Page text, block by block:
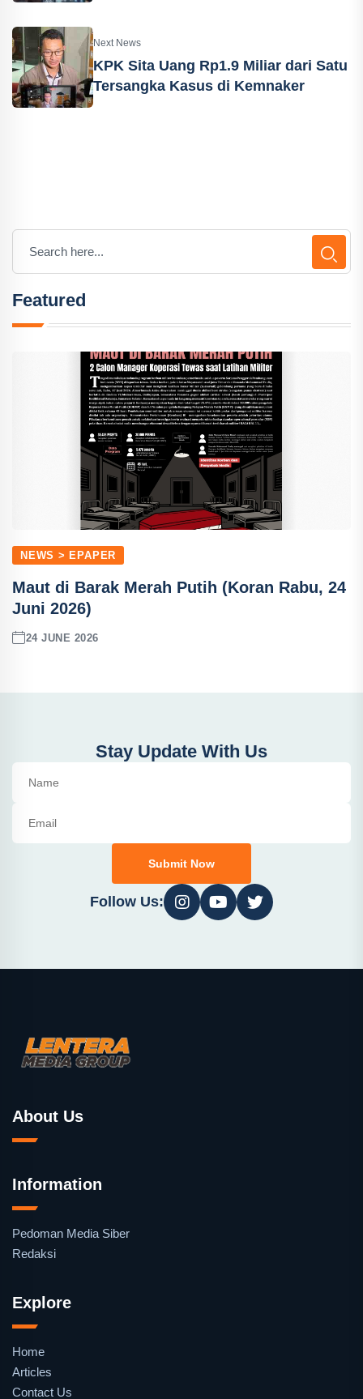
Next News
KPK Sita Uang Rp1.9 Miliar dari Satu
Tersangka Kasus di Kemnaker
Featured
NEWS > EPAPER
Maut di Barak Merah Putih (Koran Rabu, 24
Juni 2026)
24 JUNE 2026
Stay Update With Us
Submit Now
Follow Us:
About Us
Information
Pedoman Media Siber
Redaksi
Explore
Home
Articles
Contact Us